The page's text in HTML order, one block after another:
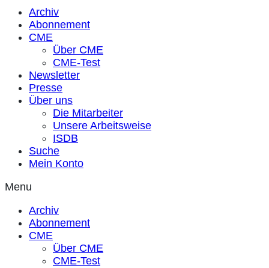
Archiv
Abonnement
CME
Über CME
CME-Test
Newsletter
Presse
Über uns
Die Mitarbeiter
Unsere Arbeitsweise
ISDB
Suche
Mein Konto
Menu
Archiv
Abonnement
CME
Über CME
CME-Test